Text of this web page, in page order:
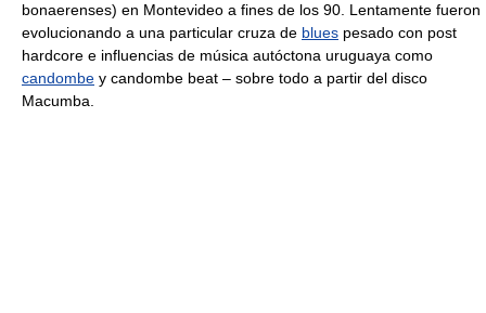
bonaerenses) en Montevideo a fines de los 90. Lentamente fueron
evolucionando a una particular cruza de blues pesado con post
hardcore e influencias de música autóctona uruguaya como
candombe y candombe beat – sobre todo a partir del disco
Macumba.